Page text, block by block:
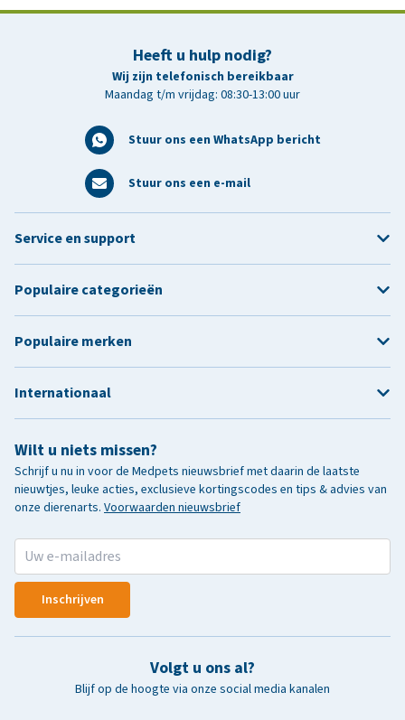
Heeft u hulp nodig?
Wij zijn telefonisch bereikbaar
Maandag t/m vrijdag: 08:30-13:00 uur
Stuur ons een WhatsApp bericht
Stuur ons een e-mail
Wilt u niets missen?
Schrijf u nu in voor de Medpets nieuwsbrief met daarin de laatste
nieuwtjes, leuke acties, exclusieve kortingscodes en tips & advies van
onze dierenarts. Voorwaarden nieuwsbrief
Inschrijven
Volgt u ons al?
Blijf op de hoogte via onze social media kanalen
Service en support
Populaire categorieën
Populaire merken
Internationaal